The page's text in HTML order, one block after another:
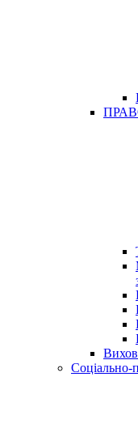
Соціально-